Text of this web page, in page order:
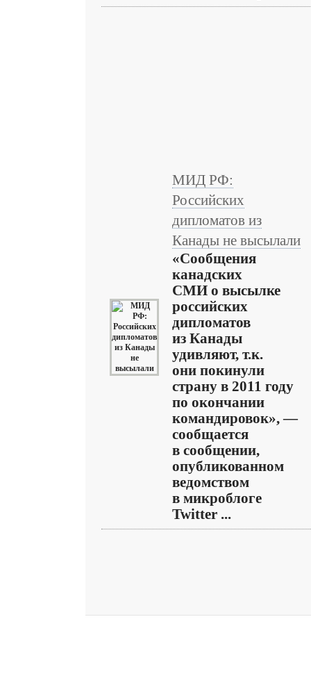
МИД РФ:
Российских
дипломатов из
Канады не высылали
«Сообщения
канадских
СМИ о высылке
российских
дипломатов
из Канады
удивляют, т.к.
они покинули
страну в 2011 году
по окончании
командировок», —
сообщается
в сообщении,
опубликованном
ведомством
в микроблоге
Twitter ...